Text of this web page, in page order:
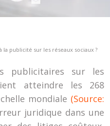
publicité sur les réseaux sociaux ?
publicitaires sur les
atteindre les 268
mondiale (Source:
juridique dans une